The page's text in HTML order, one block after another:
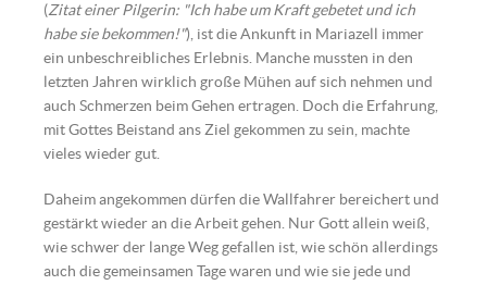
(Zitat einer Pilgerin: "Ich habe um Kraft gebetet und ich
habe sie bekommen!"), ist die Ankunft in Mariazell immer
ein unbeschreibliches Erlebnis. Manche mussten in den
letzten Jahren wirklich große Mühen auf sich nehmen und
auch Schmerzen beim Gehen ertragen. Doch die Erfahrung,
mit Gottes Beistand ans Ziel gekommen zu sein, machte
vieles wieder gut.
Daheim angekommen dürfen die Wallfahrer bereichert und
gestärkt wieder an die Arbeit gehen. Nur Gott allein weiß,
wie schwer der lange Weg gefallen ist, wie schön allerdings
auch die gemeinsamen Tage waren und wie sie jede und